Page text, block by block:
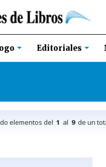
Editoriales
elementos del 1 al 9de un